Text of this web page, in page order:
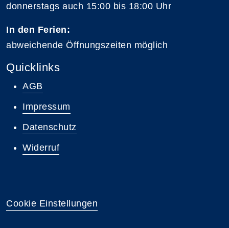
donnerstags auch 15:00 bis 18:00 Uhr
In den Ferien:
abweichende Öffnungszeiten möglich
Quicklinks
AGB
Impressum
Datenschutz
Widerruf
Cookie Einstellungen